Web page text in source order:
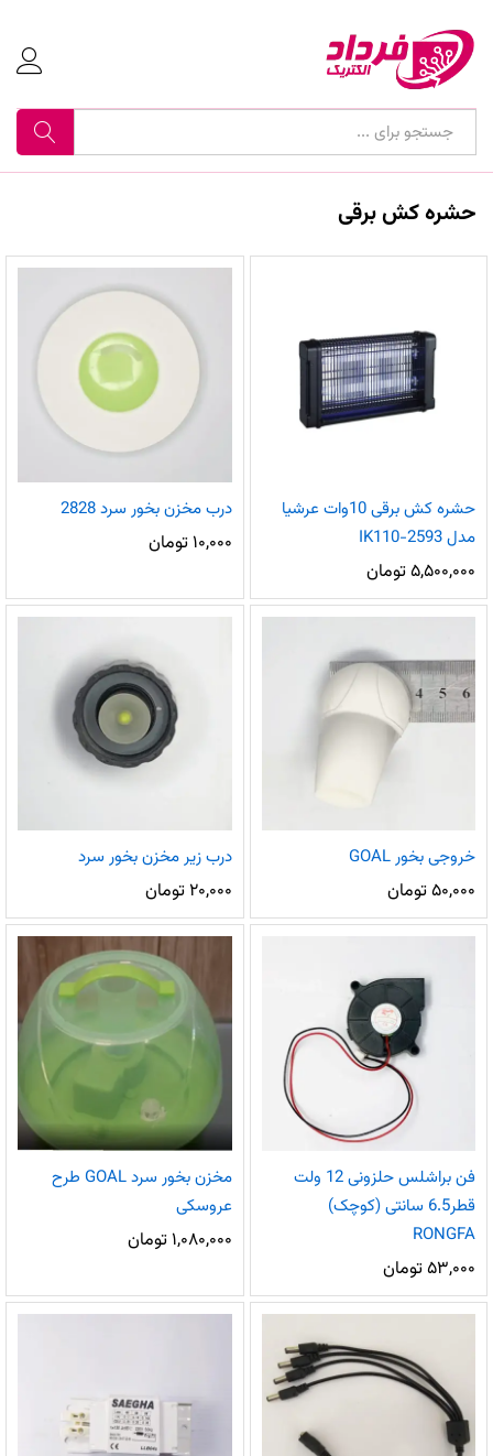
جستجو
حشره کش برقی
حشره کش برقی 10وات عرشیا
مدل IK110-2593
۵,۵۰۰,۰۰۰تومان
درب مخزن بخور سرد 2828
۱۰,۰۰۰ تومان
خروجی بخور GOAL
۵۰,۰۰۰تومان
درب زیر مخزن بخور سرد
۲۰,۰۰۰ تومان
فن براشلس حلزونی 12 ولت
قطر6.5 سانتی (کوچک)
RONGFA
۵۳,۰۰۰تومان
مخزن بخور سرد GOAL طرح
عروسکی
۱,۰۸۰,۰۰۰ تومان